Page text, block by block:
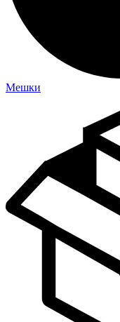
Мешки